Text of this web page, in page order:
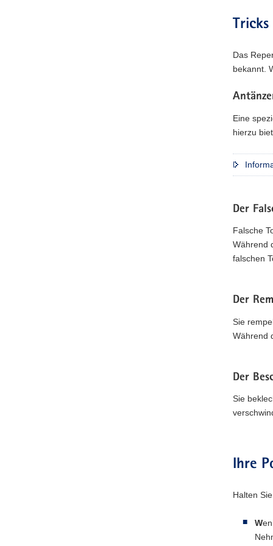
Das
bekannt.
Eine
hierzu
Der
Falsche
Während
falschen
Der
Sie
Während
Der
Sie
Ihre
Halten
W